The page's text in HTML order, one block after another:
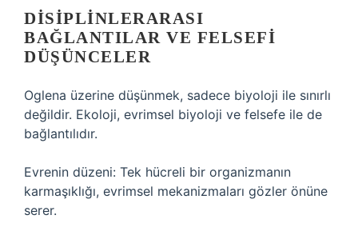
DISIPLINLERARASI
BAĞLANTILAR VE FELSEFI
DÜŞÜNCELER
Oglena üzerine düşünmek, sadece biyoloji ile sınırlı
değildir. Ekoloji, evrimsel biyoloji ve felsefe ile de
bağlantılıdır.
Evrenin düzeni: Tek hücreli bir organizmanın
karmaşıklığı, evrimsel mekanizmaları gözler önüne
serer.